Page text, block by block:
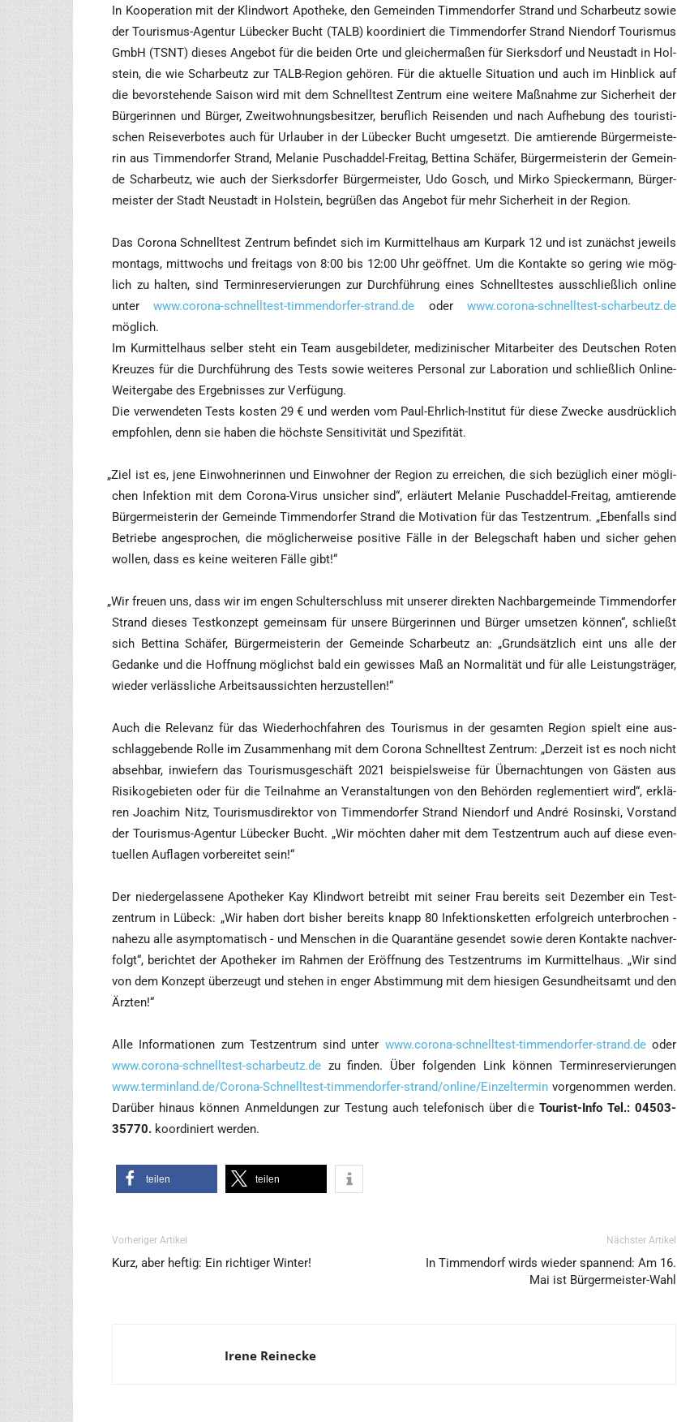
In Koope­ra­ti­on mit der Klind­wort Apo­the­ke, den Gemein­den Tim­men­dor­fer Strand und Schar­beutz sowie
der Tou­ris­mus-Agen­tur Lübe­cker Bucht (TALB) koor­di­niert die Tim­men­dor­fer Strand Nien­dorf Tou­ris­mus
GmbH (TSNT) die­ses Ange­bot für die bei­den Orte und glei­cher­ma­ßen für Sierks­dorf und Neu­stadt in Hol­
stein, die wie Schar­beutz zur TALB-Regi­on gehö­ren. Für die aktu­el­le Situa­ti­on und auch im Hin­blick auf
die bevor­ste­hen­de Sai­son wird mit dem Schnell­test Zen­trum eine wei­te­re Maß­nah­me zur Sicher­heit der
Bür­ge­rin­nen und Bür­ger, Zweit­woh­nungs­be­sit­zer, beruf­lich Rei­sen­den und nach Auf­he­bung des tou­ris­ti­
schen Rei­se­ver­bo­tes auch für Urlau­ber in der Lübe­cker Bucht umge­setzt. Die amtie­ren­de Bür­ger­meis­te­
rin aus Tim­men­dor­fer Strand, Mela­nie Puschad­del-Frei­tag, Bet­ti­na Schä­fer, Bür­ger­meis­te­rin der Gemein­
de Schar­beutz, wie auch der Sierks­dor­fer Bür­ger­meis­ter, Udo Gosch, und Mir­ko Spiecker­mann, Bür­ger­
meis­ter der Stadt Neu­stadt in Hol­stein, begrü­ßen das Ange­bot für mehr Sicher­heit in der Region.
Das Coro­na Schnell­test Zen­trum befin­det sich im Kur­mit­tel­haus am Kur­park 12 und ist zunächst jeweils
mon­tags, mitt­wochs und frei­tags von 8:00 bis 12:00 Uhr geöff­net. Um die Kon­tak­te so gering wie mög­
lich zu hal­ten, sind Ter­min­re­ser­vie­run­gen zur Durch­füh­rung eines Schnell­tes­tes aus­schließ­lich online
unterwww.corona-schnelltest-timmendorfer-strand.de oderwww.corona-schnelltest-scharbeutz.de
möglich.
Im Kur­mit­tel­haus sel­ber steht ein Team aus­ge­bil­de­ter, medi­zi­ni­scher Mit­ar­bei­ter des Deut­schen Roten
Kreu­zes für die Durch­füh­rung des Tests sowie wei­te­res Per­so­nal zur Labo­ra­ti­on und schließ­lich Online-
Wei­ter­ga­be des Ergeb­nis­ses zur Verfügung.
Die ver­wen­de­ten Tests kos­ten 29 € und wer­den vom Paul-Ehr­lich-Insti­tut für die­se Zwe­cke aus­drück­lich
emp­foh­len, denn sie haben die höchs­te Sen­si­ti­vi­tät und Spezifität.
„Ziel ist es, jene Ein­woh­ne­rin­nen und Ein­woh­ner der Regi­on zu errei­chen, die sich bezüg­lich einer mög­li­
chen Infek­ti­on mit dem Coro­na-Virus unsi­cher sind“, erläu­tert Mela­nie Puschad­del-Frei­tag, amtie­ren­de
Bür­ger­meis­te­rin der Gemein­de Tim­men­dor­fer Strand die Moti­va­ti­on für das Test­zen­trum. „Eben­falls sind
Betrie­be ange­spro­chen, die mög­li­cher­wei­se posi­ti­ve Fäl­le in der Beleg­schaft haben und sicher gehen
wol­len, dass es kei­ne wei­te­ren Fäl­le gibt!“
„Wir freu­en uns, dass wir im engen Schul­ter­schluss mit unse­rer direk­ten Nach­bar­ge­mein­de Tim­men­dor­fer
Strand die­ses Test­kon­zept gemein­sam für unse­re Bür­ge­rin­nen und Bür­ger umset­zen kön­nen“, schließt
sich Bet­ti­na Schä­fer, Bür­ger­meis­te­rin der Gemein­de Schar­beutz an: „Grund­sätz­lich eint uns alle der
Gedan­ke und die Hoff­nung mög­lichst bald ein gewis­ses Maß an Nor­ma­li­tät und für alle Leis­tungs­trä­ger,
wie­der ver­läss­li­che Arbeits­aus­sich­ten herzustellen!“
Auch die Rele­vanz für das Wie­der­hoch­fah­ren des Tou­ris­mus in der gesam­ten Regi­on spielt eine aus­
schlag­ge­ben­de Rol­le im Zusam­men­hang mit dem Coro­na Schnell­test Zen­trum: „Der­zeit ist es noch nicht
abseh­bar, inwie­fern das Tou­ris­mus­ge­schäft 2021 bei­spiels­wei­se für Über­nach­tun­gen von Gäs­ten aus
Risi­ko­ge­bie­ten oder für die Teil­nah­me an Ver­an­stal­tun­gen von den Behör­den regle­men­tiert wird“, erklä­
ren Joa­chim Nitz, Tou­ris­mus­di­rek­tor von Tim­men­dor­fer Strand Nien­dorf und André Rosin­ski, Vor­stand
der Tou­ris­mus-Agen­tur Lübe­cker Bucht. „Wir möch­ten daher mit dem Test­zen­trum auch auf die­se even­
tu­el­len Auf­la­gen vor­be­rei­tet sein!“
Der nie­der­ge­las­se­ne Apo­the­ker Kay Klind­wort betreibt mit sei­ner Frau bereits seit Dezem­ber ein Test­
zen­trum in Lübeck: „Wir haben dort bis­her bereits knapp 80 Infek­ti­ons­ket­ten erfolg­reich unter­bro­chen -
nahe­zu alle asym­pto­ma­tisch - und Men­schen in die Qua­ran­tä­ne gesen­det sowie deren Kon­tak­te nach­ver­
folgt“, berich­tet der Apo­the­ker im Rah­men der Eröff­nung des Test­zen­trums im Kur­mit­tel­haus. „Wir sind
von dem Kon­zept über­zeugt und ste­hen in enger Abstim­mung mit dem hie­si­gen Gesund­heits­amt und den
Ärzten!“
Alle Infor­ma­tio­nen zum Test­zen­trum sind unter www.corona-schnelltest-timmendorfer-strand.deoder
www.corona-schnelltest-scharbeutz.de zu fin­den. Über fol­gen­den Link kön­nen Ter­min­re­ser­vie­run­gen
www.terminland.de/Corona-Schnelltest-timmendorfer-strand/online/Einzeltermin vor­ge­nom­men wer­den.
Dar­über hin­aus kön­nen Anmel­dun­gen zur Tes­tung auch tele­fo­nisch über die Tou­rist-Info Tel.: 04503-
35770. koor­di­niert werden.
tei­len tei­len
Vorheriger Artikel
Kurz, aber heftig: Ein richtiger Winter!
Nächster Artikel
In Timmendorf wirds wieder spannend: Am 16.
Mai ist Bürgermeister-Wahl
Irene Reinecke